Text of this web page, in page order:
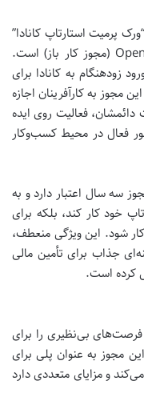
پرمیت استارتاپ کانادا”
شناخته می‌شود، یک نوع Open Work Permit (مجوز کار باز) است.
زودهنگام به کانادا برای
مجوز به کارآفرینان اجازه
فعالیت روی ایده
طور فعال در محیط کسب‌وکار
جدید از اکتبر ۲۰۲۴، این مجوز سه سال اعتبار دارد و به
خود کار کند، بلکه برای
شود. این ویژگی منعطف،
جذاب برای تأمین مالی
کرده است.
فرصت‌های بی‌نظیری را برای
مجوز به عنوان پلی برای
و مزایای متعددی دارد